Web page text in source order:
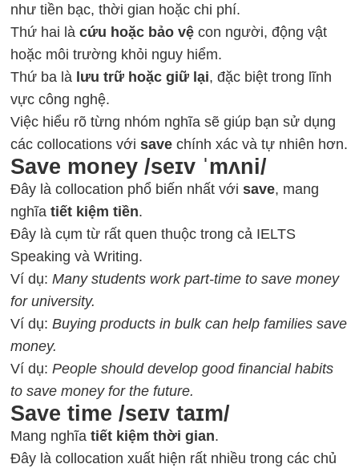
như tiền bạc, thời gian hoặc chi phí.
Thứ hai làcứu hoặc bảo vệ con người, động vật
hoặc môi trường khỏi nguy hiểm.
Thứ ba là lưu trữ hoặc giữ lại, đặc biệt trong lĩnh
vực công nghệ.
Việc hiểu rõ từng nhóm nghĩa sẽ giúp bạn sử dụng
các collocations vớisave chính xác và tự nhiên hơn.
Save money /seɪv ˈmʌni/
Đây là collocation phổ biến nhất vớisave, mang
nghĩatiết kiệm tiền.
Đây là cụm từ rất quen thuộc trong cả IELTS
Speaking và Writing.
Ví dụ:Many students work part-time to save money
for university.
Ví dụ:Buying products in bulk can help families save
money.
Ví dụ:People should develop good financial habits
to save money for the future.
Save time /seɪv taɪm/
Mang nghĩatiết kiệm thời gian.
Đây là collocation xuất hiện rất nhiều trong các chủ